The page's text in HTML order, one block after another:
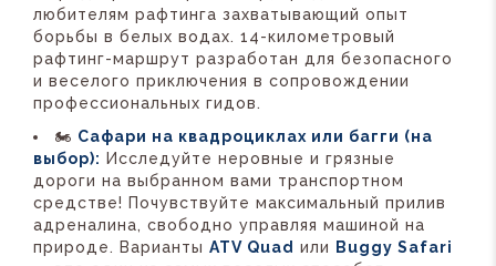
любителям рафтинга захватывающий опыт
борьбы в белых водах. 14-километровый
рафтинг-маршрут разработан для безопасного
и веселого приключения в сопровождении
профессиональных гидов.
🏍️ Сафари на квадроциклах или багги (на
выбор): Исследуйте неровные и грязные
дороги на выбранном вами транспортном
средстве! Почувствуйте максимальный прилив
адреналина, свободно управляя машиной на
природе. Варианты ATV Quad или
Buggy Safari